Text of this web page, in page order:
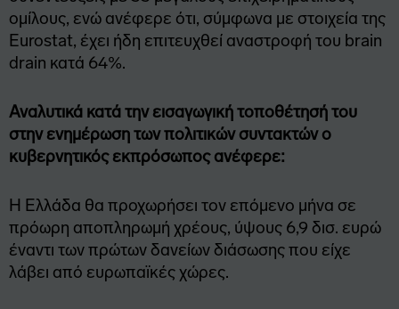
ομίλους, ενώ ανέφερε ότι, σύμφωνα με στοιχεία της
Eurostat, έχει ήδη επιτευχθεί αναστροφή του brain
drain κατά 64%.
Αναλυτικά κατά την εισαγωγική τοποθέτησή του
στην ενημέρωση των πολιτικών συντακτών ο
κυβερνητικός εκπρόσωπος ανέφερε:
Η Ελλάδα θα προχωρήσει τον επόμενο μήνα σε
πρόωρη αποπληρωμή χρέους, ύψους 6,9 δισ. ευρώ
έναντι των πρώτων δανείων διάσωσης που είχε
λάβει από ευρωπαϊκές χώρες.